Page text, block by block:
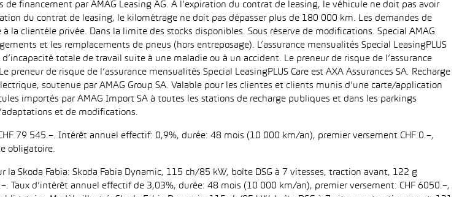
financement par AMAG Leasing AG. À l’expiration du contrat de leasing, le véhicule ne doit pas avoir
du contrat de leasing, le kilométrage ne doit pas dépasser plus de 180 000 km. Les demandes de
la clientèle privée. Dans la limite des stocks disponibles. Sous réserve de modifications. Special AMAG
et les remplacements de pneus (hors entreposage). L’assurance mensualités Special LeasingPLUS
totale de travail suite à une maladie ou à un accident. Le preneur de risque de l’assurance
preneur de risque de l’assurance mensualités Special LeasingPLUS Care est AXA Assurances SA. Recharge
soutenue par AMAG Group SA. Valable pour les clientes et clients munis d’une carte/application
importés par AMAG Import SA à toutes les stations de recharge publiques et dans les parkings
et de modifications.
79 545.–. Intérêt annuel effectif: 0,9%, durée: 48 mois (10 000 km/an), premier versement CHF 0.–,
obligatoire.
la Skoda Fabia: Skoda Fabia Dynamic, 115 ch/85 kW, boîte DSG à 7 vitesses, traction avant, 122 g
Taux d’intérêt annuel effectif de 3,03%, durée: 48 mois (10 000 km/an), premier versement: CHF 6050.–,